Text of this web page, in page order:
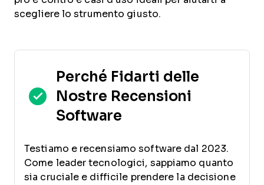
scegliere lo strumento giusto.
Perché Fidarti delle
Nostre Recensioni
Software
Testiamo e recensiamo software dal 2023.
Come leader tecnologici, sappiamo quanto
sia cruciale e difficile prendere la decisione